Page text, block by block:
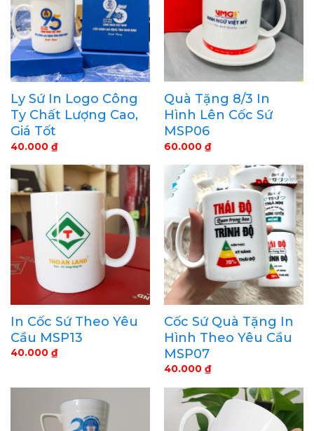
Ly Sứ In Logo Công
Ty Chất Lượng Cao,
Giá Tốt
40.000 ₫
Quà Tặng 8/3 In
Hình Lên Cốc Sứ
MSP06
60.000 ₫
In Cốc Sứ Theo Yêu
Cầu MSP13
40.000 ₫
Cốc Sứ Quà Tặng In
Hình Theo Yêu Cầu
MSP07
40.000 ₫